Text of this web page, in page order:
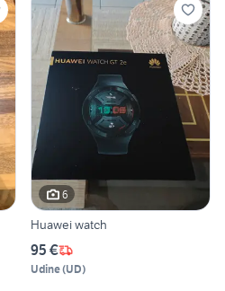
6
Huawei watch
95 €
Udine(UD)